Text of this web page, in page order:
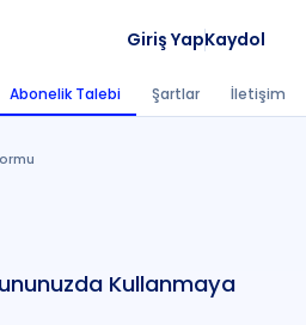
Giriş YapKaydol
Abonelik Talebi Şartlar İletişim
Kullanmaya